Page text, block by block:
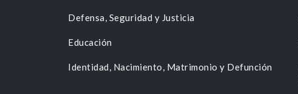
Defensa, Seguridad y Justicia
Educación
Identidad, Nacimiento, Matrimonio y Defunción